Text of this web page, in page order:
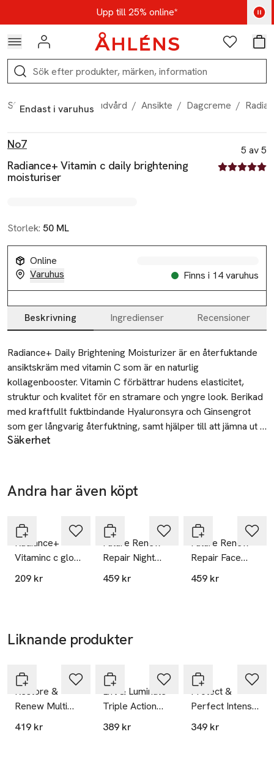
Hoppa till navigationsmenynUpp till 25% online*
Kod: AUG25 - Shoppa nu
Logga in Favoriter
Sök
Start / Skönhet / Hudvård / Ansikte / Dagcreme /
Endast i varuhus
No7
Radiance+ Vitamin c daily brightening
moisturiser
5 av 5
5 av fem
Storlek: 50 ML
Online
Varuhus
Finns i 14 varuhus
Beskrivning Ingredienser Recensioner
Beskrivning
Radiance+ Daily Brightening Moisturizer är en återfuktande
ansiktskräm med vitamin C som är en naturlig
kollagenbooster. Vitamin C förbättrar hudens elasticitet,
struktur och kvalitet för en stramare och yngre look. Berikad
med kraftfullt fuktbindande Hyaluronsyra och Ginsengrot
som ger långvarig återfuktning, samt hjälper till att jämna ut
hudtonen och reducera synligheten av rynkor. Ansiktskrämen
ett naturligt glow. Dermatologiskt testad.
Säkerhet
SKU: 65966650
Andra har även köpt
No7
Radiance+
Vitaminc c glow
toner
209 kr
No7
Future Renew
Repair Night
Cream
459 kr
No7
Future Renew
Repair Face
Serum
459 kr
Liknande produkter
No7
Restore &
Renew Multi
action day
419 kr
No7
Lift & Luminate
Triple Action
day cream
389 kr
No7
Protect &
Perfect Intense
advanced day
349 kr